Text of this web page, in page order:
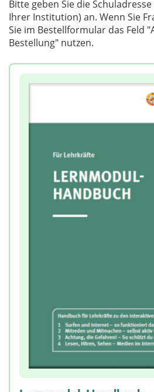
Bitte geben Sie die
Ihrer Institution) an. Wenn Sie
Sie im Bestellformular das Feld
Bestellung" nutzen.